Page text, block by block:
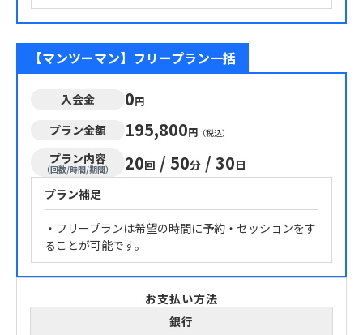
【マンツーマン】フリープラン一括
入会金 0円
プラン金額 195,800円 （税込）
プラン内容
（回数/時間/期間） 20回 / 50分 / 30日
プラン補足
・フリープランは希望の時間に予約・セッションをす
ることが可能です。
お支払い方法
銀行